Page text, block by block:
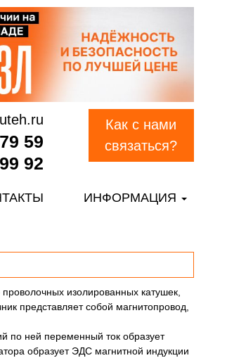
59
92
Как с нами
связаться?
ИНФОРМАЦИЯ
изолированных катушек,
представляет собой магнитопровод,
по ней переменный ток образует
образует ЭДС магнитной индукции